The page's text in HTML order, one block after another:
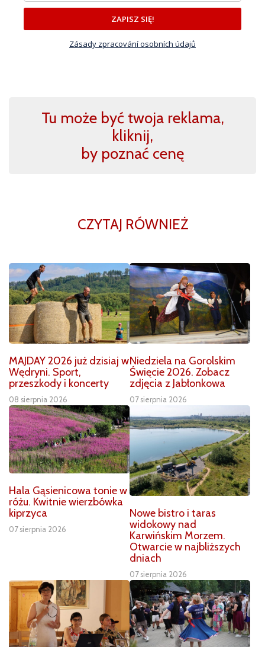
ZAPISZ SIĘ!
Zásady zpracování osobních údajů
Tu może być twoja reklama,
kliknij,
by poznać cenę
CZYTAJ RÓWNIEŻ
MAJDAY 2026 już dzisiaj w
Wędryni. Sport,
przeszkody i koncerty
08 sierpnia 2026
Niedziela na Gorolskim
Święcie 2026. Zobacz
zdjęcia z Jabłonkowa
07 sierpnia 2026
Hala Gąsienicowa tonie w
różu. Kwitnie wierzbówka
kiprzyca
07 sierpnia 2026
Nowe bistro i taras
widokowy nad
Karwińskim Morzem.
Otwarcie w najbliższych
dniach
07 sierpnia 2026